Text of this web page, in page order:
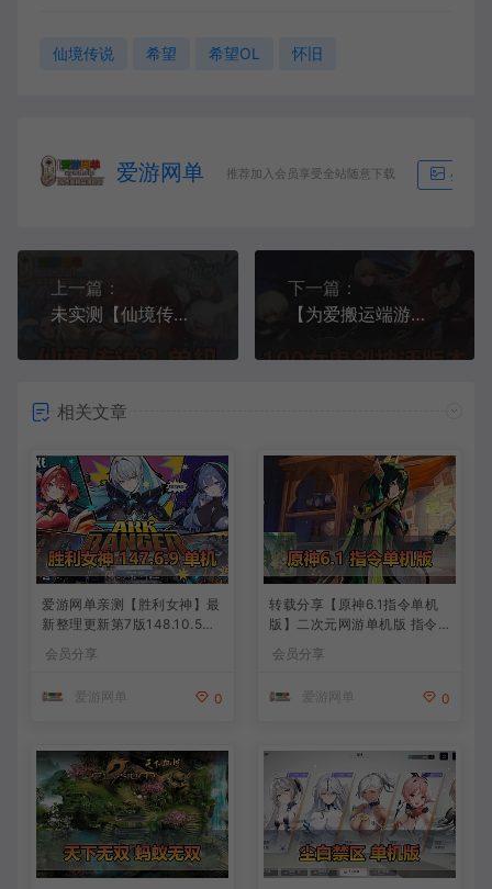
仙境传说 希望 希望OL 怀旧
爱游网单 推荐加入会员享受全站随意下载 生成海
上一篇：
未实测【仙境传说2】RO2单机版免虚拟机一键端GM后台怀旧网游单机
下一篇：
【为爱搬运端游】100女鬼剑神话版本2.0伤害上限字体10亿西陵诸岛105吞噬武器
相关文章
爱游网单亲测【胜利女神】最
新整理更新第7版148.10.5NI
活动148版本官服GM可无限
频安装教学
会员分享
爱游网单 0
转载分享【原神6.1指令单机
版】二次元网游单机版 指令
背包 抽卡 商店 MOD 未亲测
会员分享
爱游网单 0